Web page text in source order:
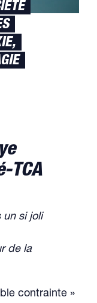
TCA
un si joli
de la
contrainte »